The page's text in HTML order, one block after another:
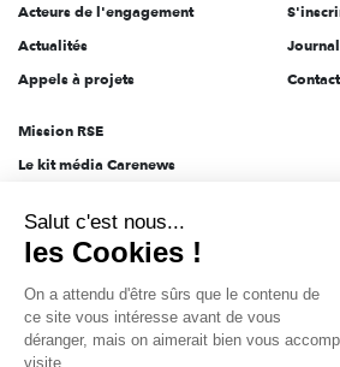
Acteurs de l'engagement
Actualités
Appels à projets
Contact
Mission RSE
Le kit média Carenews
AEF info
Novethic
PRODURABLE
Inclusiv Day
Salut c'est nous...
les Cookies !
On a attendu d'être sûrs que le contenu de
ce site vous intéresse avant de vous
déranger, mais on aimerait bien vous
visite...